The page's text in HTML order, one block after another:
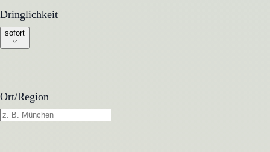
Dringlichkeit
Dringlichkeit
sofort
Ort/Region